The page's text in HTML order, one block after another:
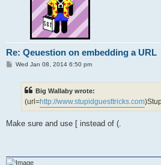
Re: Qeuestion on embedding a URL
PWed Jan 08, 2014 6:50 pm
Big Wallaby wrote:
(url=http://www.stupidguesttricks.com
Make sure and use [ instead of (.